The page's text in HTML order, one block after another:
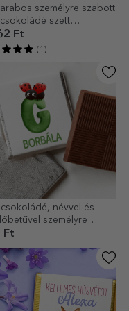
személyre szabott
szett
Ft
(1)
csokoládé, névvel és
személyre
– Ladybird
Ft